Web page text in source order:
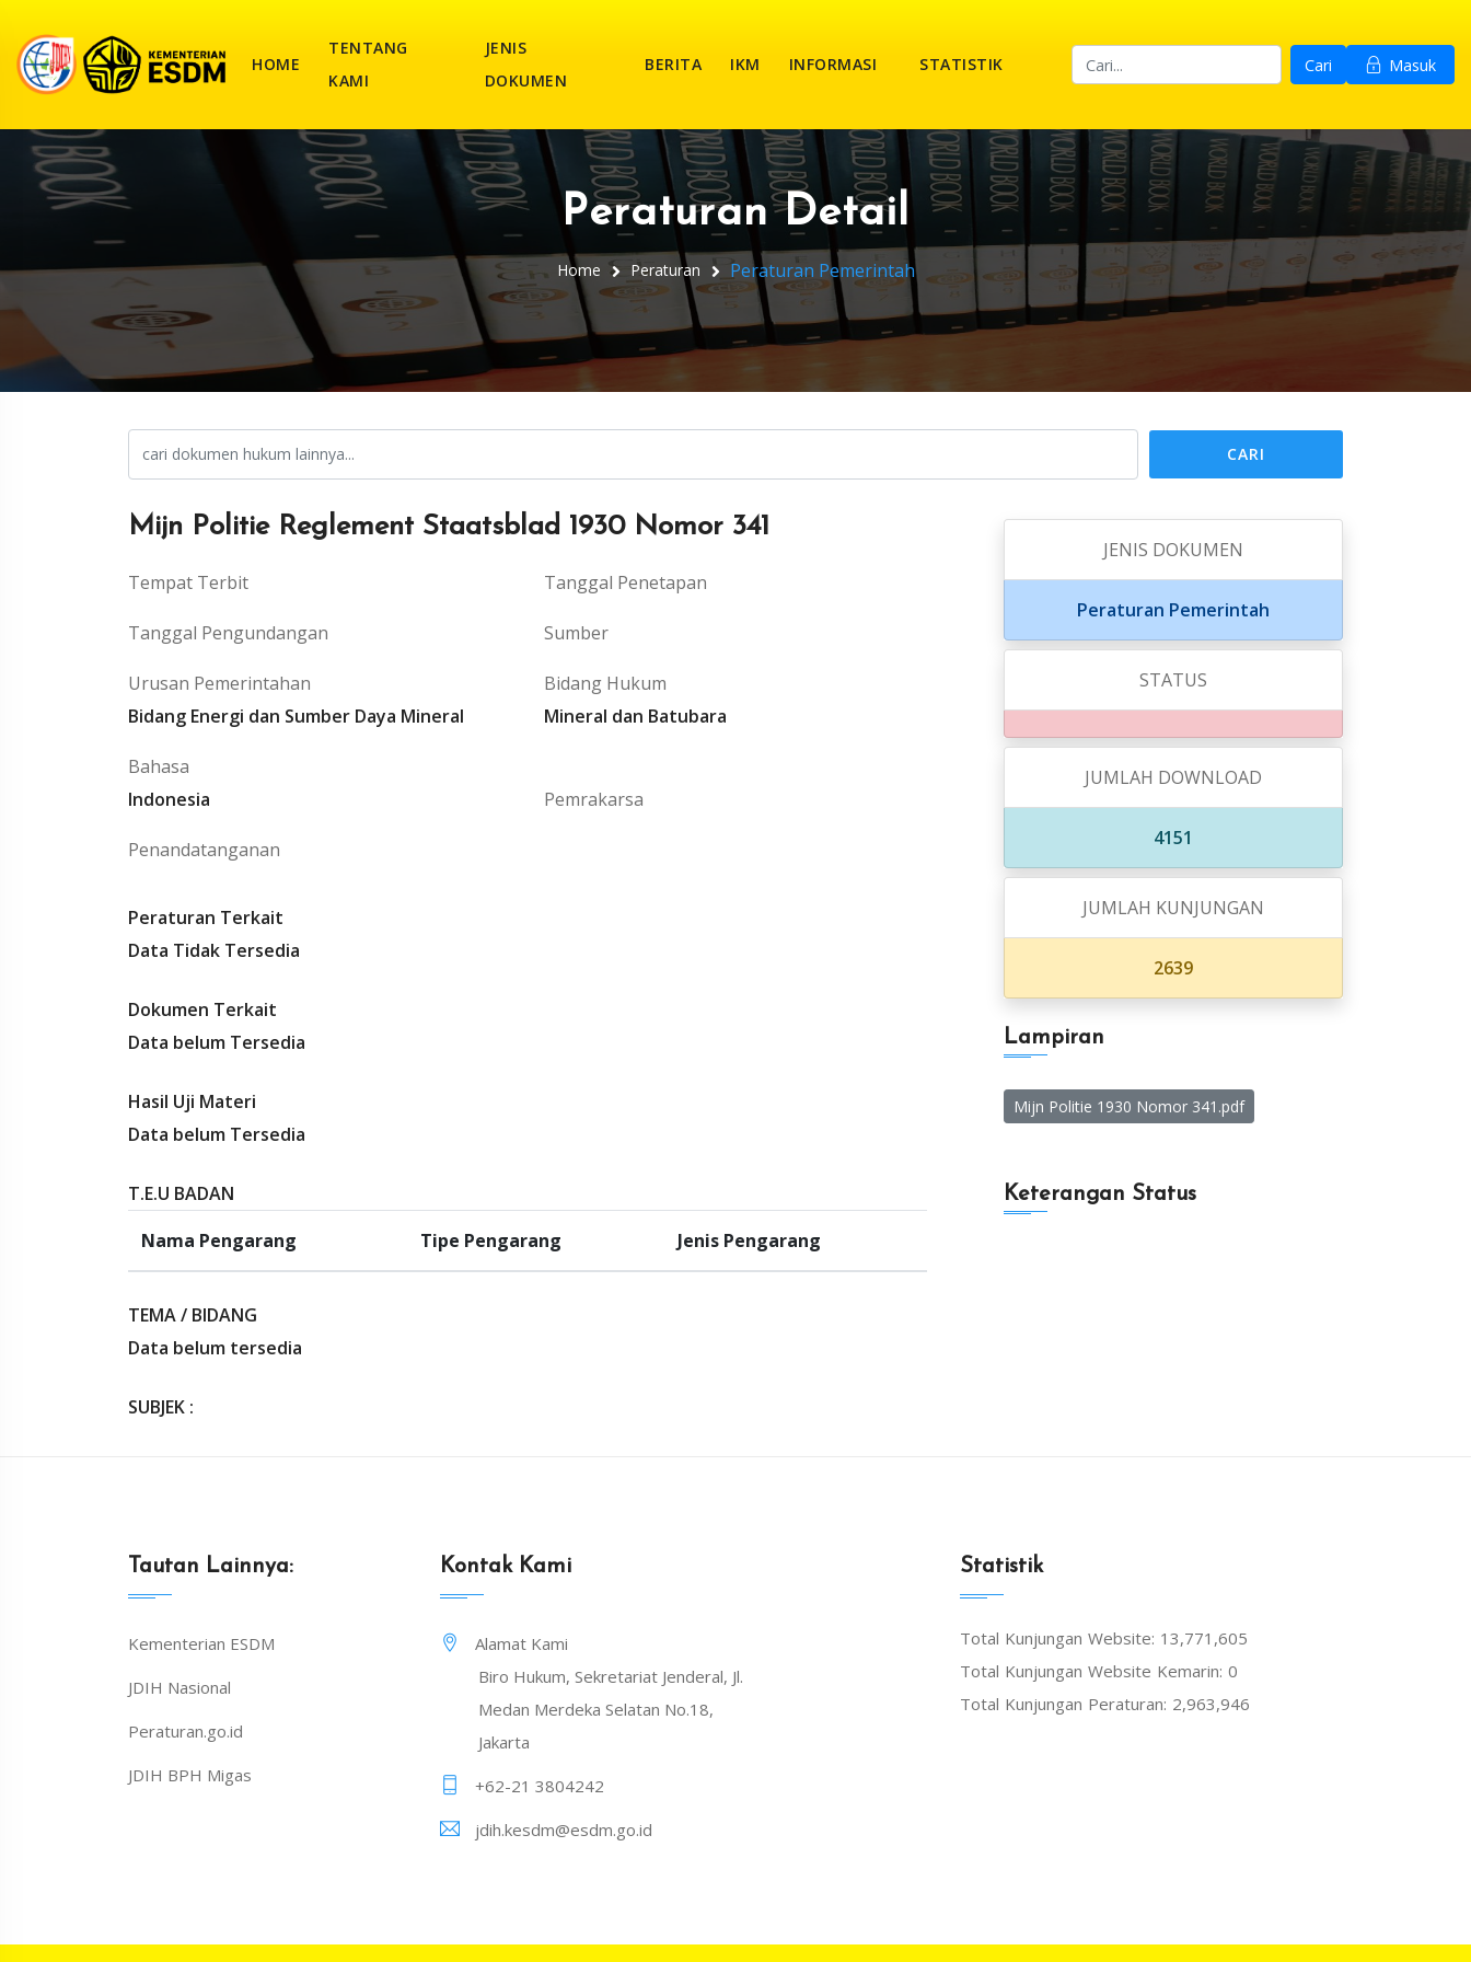
HOME
TENTANG
KAMI
JENIS
DOKUMEN
BERITA IKM INFORMASI STATISTIK Cari Masuk
Peraturan Detail
Home Peraturan Peraturan Pemerintah
CARI
Mijn Politie Reglement Staatsblad 1930 Nomor 341
Tempat Terbit Tanggal Penetapan
Tanggal Pengundangan Sumber
Urusan Pemerintahan
Bidang Energi dan Sumber Daya Mineral
Bidang Hukum
Mineral dan Batubara
Bahasa
Indonesia
Pemrakarsa
Penandatanganan
Peraturan Terkait
Data Tidak Tersedia
Dokumen Terkait
Data belum Tersedia
Hasil Uji Materi
Data belum Tersedia
T.E.U BADAN
Nama Pengarang
Tipe Pengarang Jenis Pengarang
TEMA / BIDANG
Data belum tersedia
SUBJEK :
JENIS DOKUMEN
Peraturan Pemerintah
STATUS
JUMLAH DOWNLOAD
4151
JUMLAH KUNJUNGAN
2639
Lampiran
Mijn Politie 1930 Nomor 341.pdf
Keterangan Status
Tautan Lainnya:
Kementerian ESDM
JDIH Nasional
Peraturan.go.id
JDIH BPH Migas
Kontak Kami
Alamat Kami
Biro Hukum, Sekretariat Jenderal, Jl.
Medan Merdeka Selatan No.18,
Jakarta
+62-21 3804242
jdih.kesdm@esdm.go.id
Statistik
Total Kunjungan Website: 13,771,605
Total Kunjungan Website Kemarin: 0
Total Kunjungan Peraturan: 2,963,946